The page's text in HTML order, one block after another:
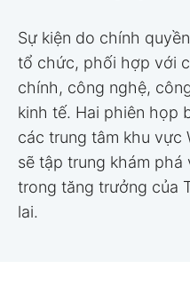
Sự kiện do chính
tổ chức, phối hợp với
chính, công nghệ,
kinh tế. Hai phiên họp
các trung tâm khu vực
sẽ tập trung khám
trong tăng trưởng của
lai.